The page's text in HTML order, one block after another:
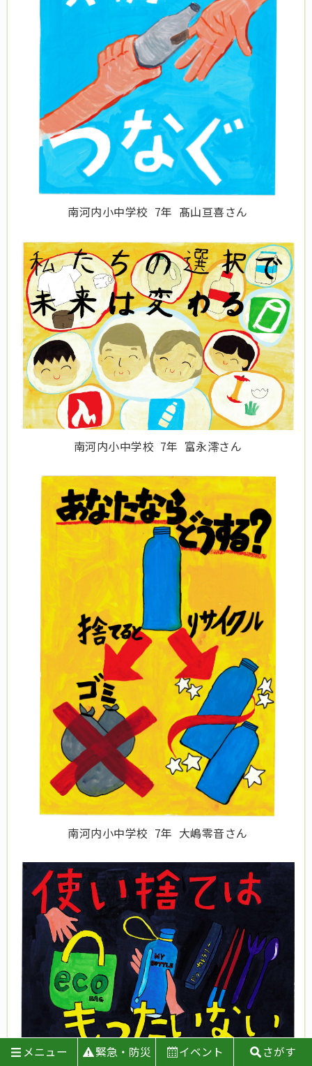
南河内小中学校 7年 髙山亘喜さん
南河内小中学校 7年 富永澪さん
南河内小中学校 7年 大嶋零音さん
メニュー 緊急・防災 イベント さがす